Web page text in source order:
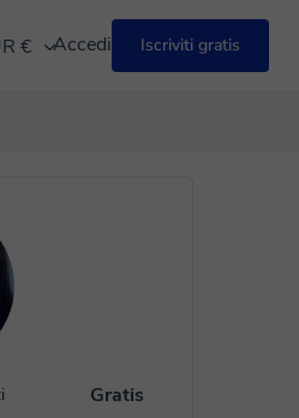
€ Accedi Iscriviti gratis
Gratis